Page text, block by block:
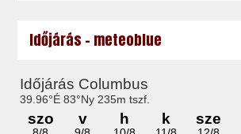
Időjárás - meteoblue